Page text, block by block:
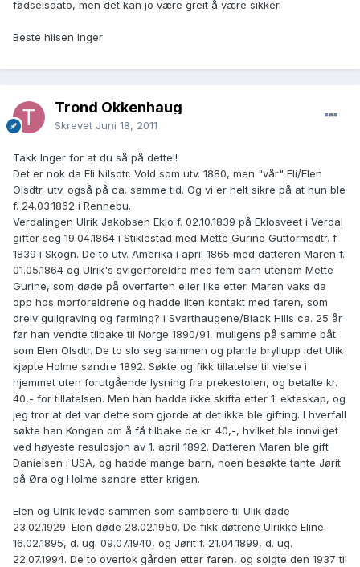
fødselsdato, men det kan jo være greit å være sikker.
Beste hilsen Inger
Trond Okkenhaug
Skrevet Juni 18, 2011
Takk Inger for at du så på dette!!
Det er nok da Eli Nilsdtr. Vold som utv. 1880, men "vår" Eli/Elen
Olsdtr. utv. også på ca. samme tid. Og vi er helt sikre på at hun ble
f. 24.03.1862 i Rennebu.
Verdalingen Ulrik Jakobsen Eklo f. 02.10.1839 på Eklosveet i Verdal
gifter seg 19.04.1864 i Stiklestad med Mette Gurine Guttormsdtr. f.
1839 i Skogn. De to utv. Amerika i april 1865 med datteren Maren f.
01.05.1864 og Ulrik's svigerforeldre med fem barn utenom Mette
Gurine, som døde på overfarten eller like etter. Maren vaks da
opp hos morforeldrene og hadde liten kontakt med faren, som
dreiv gullgraving og farming? i Svarthaugene/Black Hills ca. 25 år
før han vendte tilbake til Norge 1890/91, muligens på samme båt
som Elen Olsdtr. De to slo seg sammen og planla bryllupp idet Ulik
kjøpte Holme søndre 1892. Søkte og fikk tillatelse til vielse i
hjemmet uten forutgående lysning fra prekestolen, og betalte kr.
40,- for tillatelsen. Men han hadde ikke skifta etter 1. ekteskap, og
jeg tror at det var dette som gjorde at det ikke ble gifting. I hverfall
søkte han Kongen om å få tilbake de kr. 40,-, hvilket ble innvilget
ved høyeste resulosjon av 1. april 1892. Datteren Maren ble gift
Danielsen i USA, og hadde mange barn, noen besøkte tante Jørit
på Øra og Holme søndre etter krigen.
Elen og Ulrik levde sammen som samboere til Ulik døde
23.02.1929. Elen døde 28.02.1950. De fikk døtrene Ulrikke Eline
16.02.1895, d. ug. 09.07.1940, og Jørit f. 21.04.1899, d. ug.
22.07.1994. De to overtok gården etter faren, og solgte den 1937 til